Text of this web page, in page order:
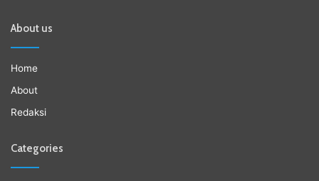
About us
Home
About
Redaksi
Categories